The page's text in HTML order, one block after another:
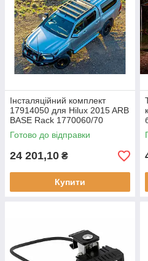
Інсталяційний комплект
17914050 для Hilux 2015 ARB
BASE Rack 1770060/70
Готово до відправки
24 201,10 ₴
Купити